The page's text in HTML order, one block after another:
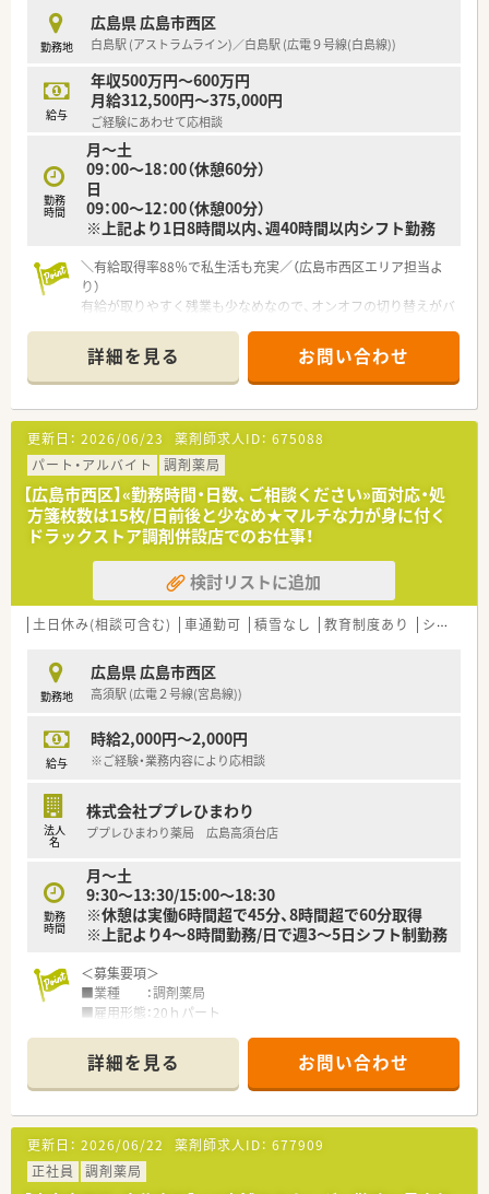
■育児介護休業規定や退職金制度などの福利厚生が整備されて
おり、長く安定して働ける体制がしっかり整っています。
■調剤事業のほかにドクターの開業支援や老人ホームの紹介事
業も手掛けており、多角的に地域医療を支えています。
【求人情報について】
■平日の午後は時給2,000円から2,400円、土曜日は時給2,500円
という高待遇で、経験に応じて相談も可能です。
■1日4時間からの短時間勤務が可能で、Wワークを希望される
方やプライベートを優先したい方にも適した求人です。
■有給休暇取得率が平均88％と非常に高く、法令通りの付与に
加えて休みを取りやすい風通しの良い職場環境です。
勤務地
広島県 広島市西区
白島駅 (アストラムライン)／白島駅 (広電９号線(白島線))
給与
年収500万円～600万円
月給312,500円～375,000円
ご経験にあわせて応相談
勤務
時間
月～土
09：00～18：00（休憩60分）
日
09：00～12：00（休憩00分）
※上記より1日8時間以内、週40時間以内シフト勤務
＼有給取得率88％で私生活も充実／（広島市西区エリア担当よ
り）
有給が取りやすく残業も少なめなので、オンオフの切り替えがバ
に対応できる安心のサポート体制が自慢です。
【店舗情報と応需状況について】
■白島駅から徒歩9分の場所に位置し、近隣クリニックの処方箋
を中心に受け付けている地域密着型の薬局です。
■耳鼻咽喉科をメインに応需しており、繁忙期には月に約2900
枚もの処方箋に対応する活気ある職場です。
■施設2件100名分や居宅の在宅業務にも注力しており、幅広い
薬剤師スキルを磨くことが可能な環境です。
【募集背景と求める人物像について】
■組織のさらなる活性化と体制強化を目的として、人柄を重視し
た正社員薬剤師の増員募集を行っています。
■経験の有無よりも意欲や協調性を大切にしており、周囲と協力
しながら成長したい方を歓迎しています。
して業務に取り組める募集フェーズです。
【法人特徴について】
ホーム紹介事業も手掛ける多角的な法人です。
■社長自身が薬剤師兼ケアマネジャーであり、専門職としての職
心して働ける仕組み作りが徹底されています。
■30代から40代の女性スタッフが多く活躍しており、和気あい
あいとした明るく温かな雰囲気が特徴です。
■毎朝の朝礼や個々のスキルアップ目標の発表を通じて、チーム
全員で高い志を持って業務に励んでいます。
配慮し、安心して働ける設備が整っています。
詳細を見る お問い合わせ
更新日： 2026/06/23 薬剤師求人ID： 675088
パート・アルバイト
調剤薬局
【広島市西区】«勤務時間・日数、ご相談ください»面対応・処
方箋枚数は15枚/日前後と少なめ★マルチな力が身に付く
ドラックストア調剤併設店でのお仕事！
検討リストに追加
土日休み(相談可含む) 車通勤可 積雪なし 教育制度あり シフト制
勤務地
広島県 広島市西区
高須駅 (広電２号線(宮島線))
給与
時給2,000円～2,000円
※ご経験・業務内容により応相談
法人
名
株式会社ププレひまわり
ププレひまわり薬局 広島高須台店
勤務
時間
月～土
9:30～13:30/15:00～18:30
※休憩は実働6時間超で45分、8時間超で60分取得
※上記より4～8時間勤務/日で週3～5日シフト制勤務
＜募集要項＞
■業種 ：調剤薬局
■雇用形態：20ｈパート
設）,配達,OTC販売,1人薬剤師
■資格 ：薬剤師免許をお持ちの方（取得見込みの方を含む）
■給与 ：時給：2,000円～2,000円
■勤務時間：月～土
9:30～13:30/15:00～18:30
※休憩は実働6時間超で45分、8時間超で60分取得
※上記より4～8時間勤務/日で週3～5日シフト制勤務
■休日 ：日祝+その他シフト、年次有給休暇（法定通り付与）
詳細を見る お問い合わせ
更新日： 2026/06/22 薬剤師求人ID： 677909
正社員
調剤薬局